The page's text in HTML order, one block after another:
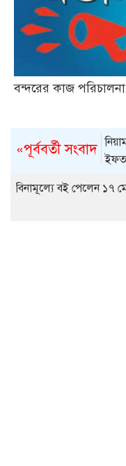
বন্দরের কাজ
«পূর্ববর্তী সংবাদ
বিনামূল্যে বই পেলেন ১৭